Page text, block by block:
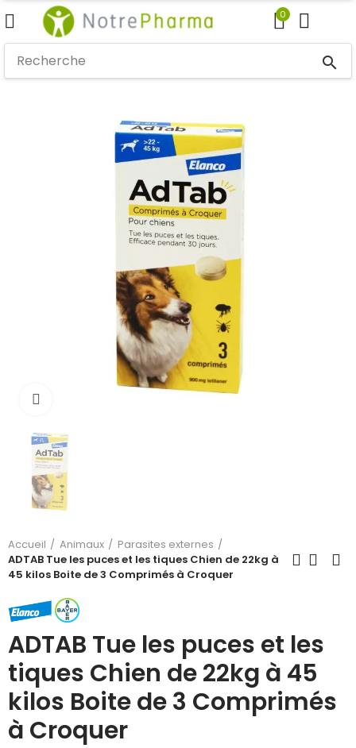
0
search
Accueil Animaux
Parasites externes
ADTAB Tue les puces et les tiques Chien de 22kg à
45 kilos Boite de 3 Comprimés à Croquer
ADTAB Tue les puces et les
tiques Chien de 22kg à 45
kilos Boite de 3 Comprimés
à Croquer